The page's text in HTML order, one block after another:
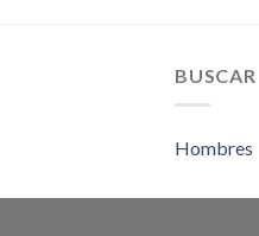
BUSCAR
Hombres